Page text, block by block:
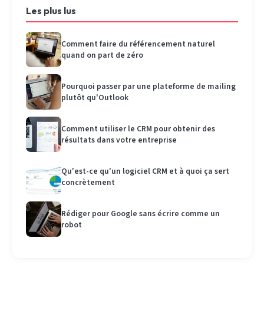
Les plus lus
Comment faire du référencement naturel
quand on part de zéro
Pourquoi passer par une plateforme de mailing
plutôt qu'Outlook
Comment utiliser le CRM pour obtenir des
résultats dans votre entreprise
Qu'est-ce qu'un logiciel CRM et à quoi ça sert
concrètement
Rédiger pour Google sans écrire comme un
robot